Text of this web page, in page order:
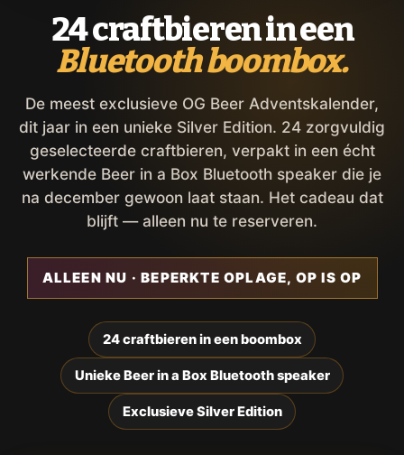
24 craftbieren in een
Bluetooth boombox.
De meest exclusieve OG Beer Adventskalender,
dit jaar in een unieke Silver Edition. 24 zorgvuldig
geselecteerde craftbieren, verpakt in een écht
werkende Beer in a Box Bluetooth speaker die je
na december gewoon laat staan. Het cadeau dat
blijft — alleen nu te reserveren.
ALLEEN NU · BEPERKTE OPLAGE, OP IS OP
24 craftbieren in een boombox
Unieke Beer in a Box Bluetooth speaker
Exclusieve Silver Edition